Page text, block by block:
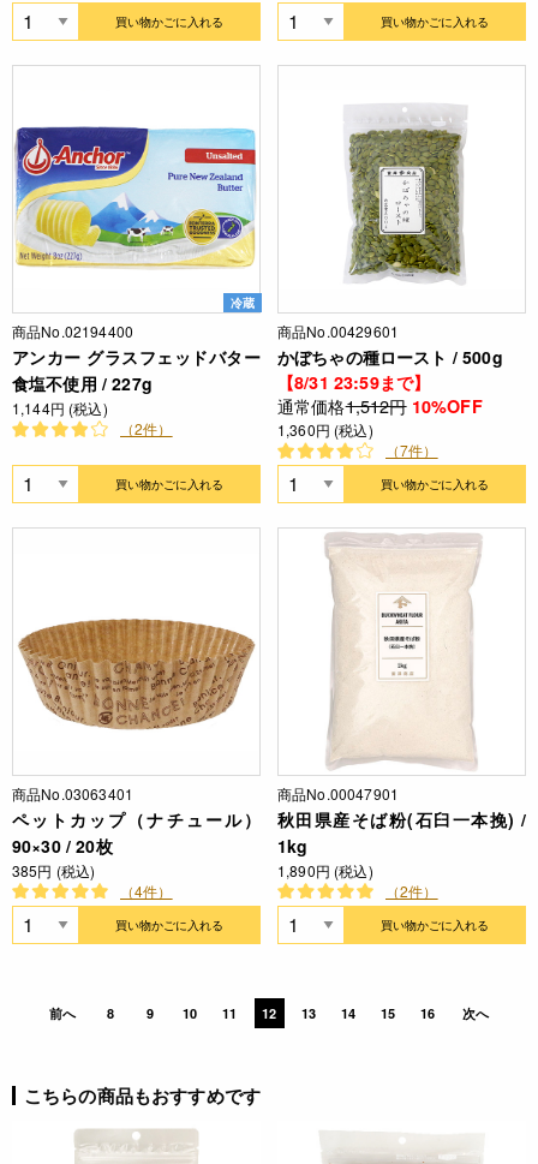
買い物かごに入れる 買い物かごに入れる
冷蔵
商品No.02194400
アンカー グラスフェッドバター
食塩不使用 / 227g
1,144円 (税込)
（2件）
買い物かごに入れる
商品No.00429601
かぼちゃの種ロースト / 500g
【8/31 23:59まで】
通常価格1,512円 10%OFF
1,360円 (税込)
（7件）
買い物かごに入れる
商品No.03063401
ペットカップ（ナチュール）
90×30 / 20枚
385円 (税込)
（4件）
買い物かごに入れる
商品No.00047901
秋田県産そば粉(石臼一本挽) /
1kg
1,890円 (税込)
（2件）
買い物かごに入れる
前へ 8 9 10 11 12 13 14 15 16 次へ
こちらの商品もおすすめです